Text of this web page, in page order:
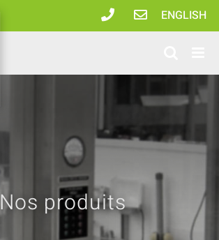
ENGLISH
Nos produits